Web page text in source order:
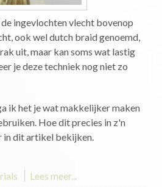
ingevlochten vlecht bovenop
ook wel dutch braid genoemd,
uit, maar kan soms wat lastig
je deze techniek nog niet zo
ik het je wat makkelijker maken
Hoe dit precies in z'n
in dit artikel bekijken.
Lees meer...